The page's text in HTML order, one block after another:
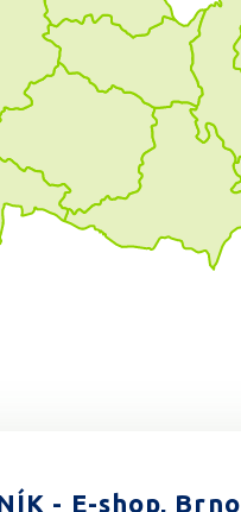
- E-shop, Brno